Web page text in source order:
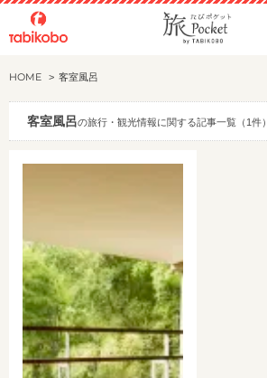
HOME 客室風呂
客室風呂の旅行・観光情報に関する記事一覧（1件）